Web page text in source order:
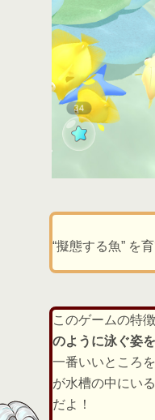
“擬態する魚” を
このゲームの特徴
のように泳ぐ姿
一番いいところ
が水槽の中にい
だよ！